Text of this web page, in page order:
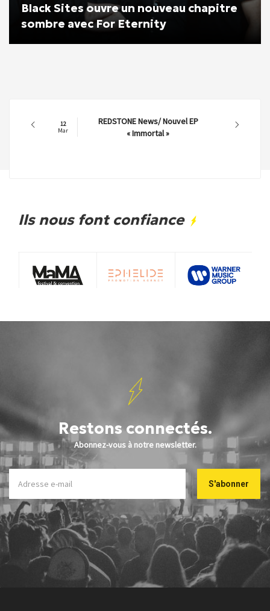
Black Sites ouvre un nouveau chapitre
sombre avec For Eternity
12
Mar
REDSTONE News/ Nouvel EP
« Immortal »
Ils nous font confiance
Restons connectés.
Abonnez-vous à notre newsletter.